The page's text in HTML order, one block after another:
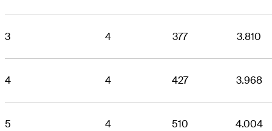
3 4 377 3.810
4 4 427 3.968
5 4 510 4.004